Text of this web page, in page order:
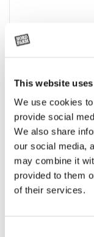
This website
We use cookies
provide social
We also share
our social media,
may combine it
provided to them
of their services.
Rotor, komplett
OR80013456G
(ex. moms)